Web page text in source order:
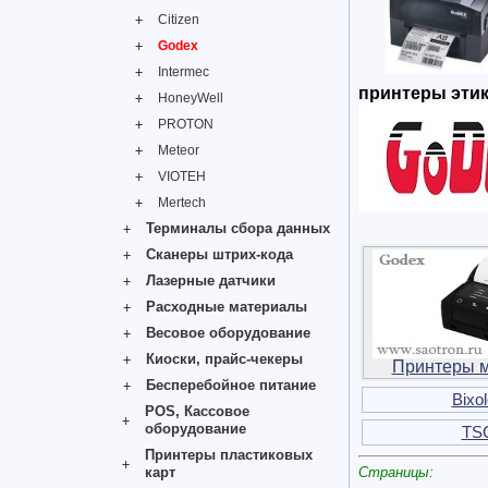
Citizen
Godex
Intermec
HoneyWell
PROTON
Meteor
VIOTEH
Mertech
Терминалы сбора данных
Сканеры штрих-кода
Лазерные датчики
Расходные материалы
Весовое оборудование
Киоски, прайс-чекеры
Бесперебойное питание
POS, Кассовое
оборудование
Принтеры пластиковых
карт
принтеры
Принтеры
Страницы: